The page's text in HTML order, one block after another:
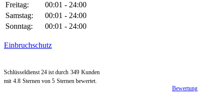
Freitag:
00:01 - 24:00
Samstag:
00:01 - 24:00
Sonntag:
00:01 - 24:00
Einbruchschutz
Schlüsseldienst 24 ist durch 349 Kunden
mit 4.8 Sternen von 5 Sternen bewertet.
Bewertung